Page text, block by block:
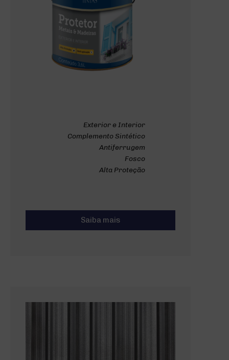
Exterior e Interior
Complemento Sintético
Antiferrugem
Fosco
Alta Proteção
Saiba mais